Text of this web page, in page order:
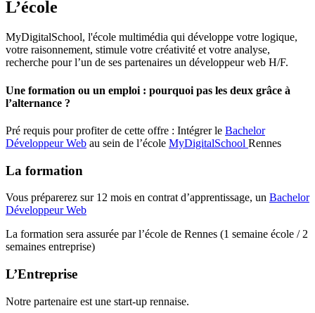
L’école
MyDigitalSchool, l'école multimédia qui développe votre logique,
votre raisonnement, stimule votre créativité et votre analyse,
recherche pour l’un de ses partenaires un développeur web H/F.
Une formation ou un emploi : pourquoi pas les deux grâce à
l’alternance ?
Pré requis pour profiter de cette offre : Intégrer le Bachelor
Développeur Web au sein de l’école MyDigitalSchool Rennes
La formation
Vous préparerez sur 12 mois en contrat d’apprentissage, un Bachelor
Développeur Web
La formation sera assurée par l’école de Rennes (1 semaine école / 2
semaines entreprise)
L’Entreprise
Notre partenaire est une start-up rennaise.